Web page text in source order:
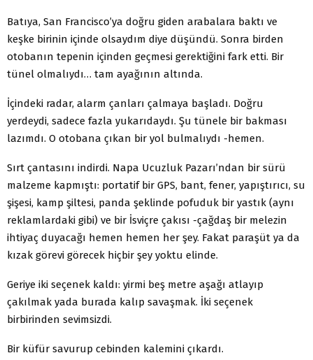
Batıya, San Francisco’ya doğru giden arabalara baktı ve
keşke birinin içinde olsaydım diye düşündü. Sonra birden
otobanın tepenin içinden geçmesi gerektiğini fark etti. Bir
tünel olmalıydı… tam ayağının altında.
İçindeki radar, alarm çanları çalmaya başladı. Doğru
yerdeydi, sadece fazla yukarıdaydı. Şu tünele bir bakması
lazımdı. O otobana çıkan bir yol bulmalıydı -hemen.
Sırt çantasını indirdi. Napa Ucuzluk Pazarı’ndan bir sürü
malzeme kapmıştı: portatif bir GPS, bant, fener, yapıştırıcı, su
şişesi, kamp şiltesi, panda şeklinde pofuduk bir yastık (aynı
reklamlardaki gibi) ve bir İsviçre çakısı -çağdaş bir melezin
ihtiyaç duyacağı hemen hemen her şey. Fakat paraşüt ya da
kızak görevi görecek hiçbir şey yoktu elinde.
Geriye iki seçenek kaldı: yirmi beş metre aşağı atlayıp
çakılmak yada burada kalıp savaşmak. İki seçenek
birbirinden sevimsizdi.
Bir küfür savurup cebinden kalemini çıkardı.